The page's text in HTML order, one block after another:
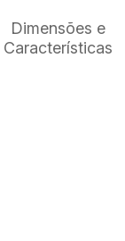
Dimensões e
Características